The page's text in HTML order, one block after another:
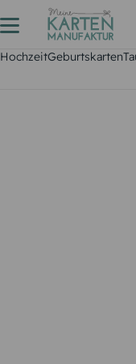
HochzeitGeburtskarten